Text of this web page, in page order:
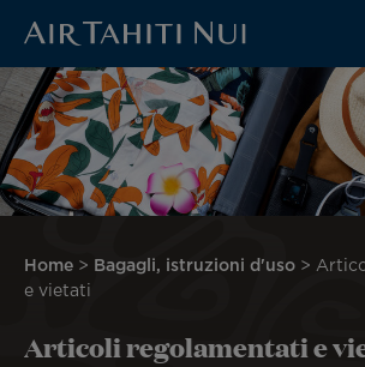
al
contenuto
principale
Immagine
Briciole
di
Home Bagagli, istruzioni d'uso
e vietati
Articoli regolamentati e